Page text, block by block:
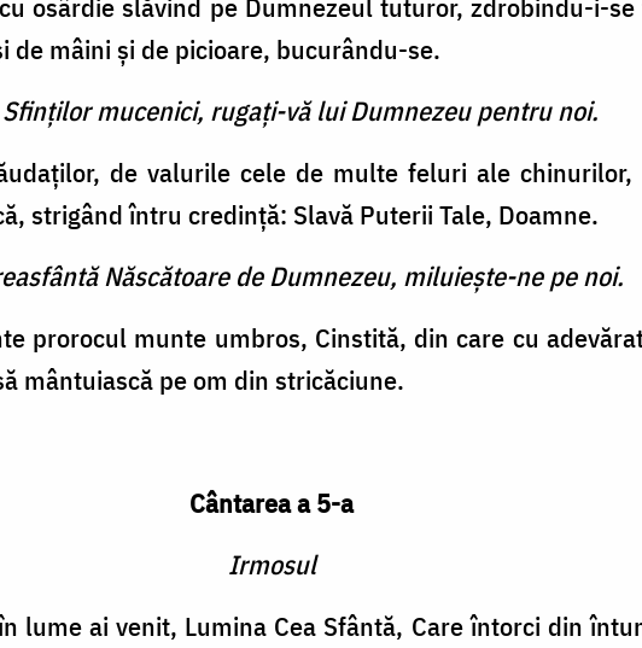
mâini şi de picioare, bucurându-se.
mucenici, rugaţi-vă lui Dumnezeu pentru noi.
de valurile cele de multe feluri ale chinurilor,
strigând întru credinţă: Slavă Puterii Tale, Doamne.
Născătoare de Dumnezeu, miluieşte-ne pe noi.
prorocul munte umbros, Cinstită, din care cu
mântuiască pe om din stricăciune.
Cântarea a 5-a
Irmosul
lume ai venit, Lumina Cea Sfântă, Care întorci din